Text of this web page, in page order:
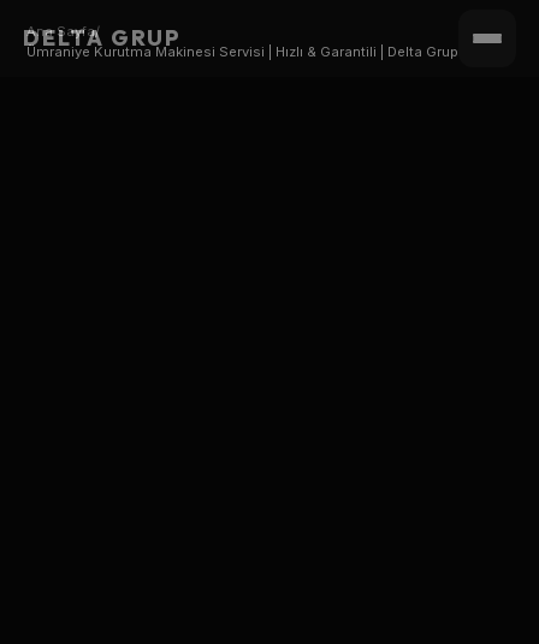
DELTA GRUP
Ana Sayfa/
Ümraniye Kurutma Makinesi Servisi | Hızlı & Garantili | Delta Grup